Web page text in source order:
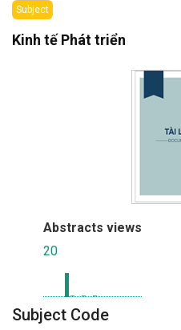
Subject
Kinh tế Phát triển
Abstracts views
20
Subject Code